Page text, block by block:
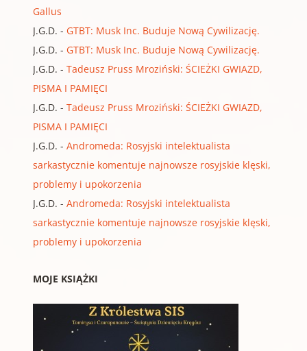
Gallus
J.G.D. - GTBT: Musk Inc. Buduje Nową Cywilizację.
J.G.D. - GTBT: Musk Inc. Buduje Nową Cywilizację.
J.G.D. - Tadeusz Pruss Mroziński: ŚCIEŻKI GWIAZD,
PISMA I PAMIĘCI
J.G.D. - Tadeusz Pruss Mroziński: ŚCIEŻKI GWIAZD,
PISMA I PAMIĘCI
J.G.D. - Andromeda: Rosyjski intelektualista
sarkastycznie komentuje najnowsze rosyjskie klęski,
problemy i upokorzenia
J.G.D. - Andromeda: Rosyjski intelektualista
sarkastycznie komentuje najnowsze rosyjskie klęski,
problemy i upokorzenia
MOJE KSIĄŻKI